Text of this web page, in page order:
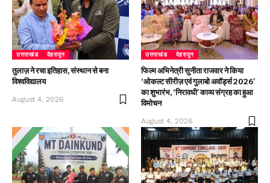
उत्तराखंड देहरादून
तुलाज़ ने रचा इतिहास, संस्थान से बना
विश्वविद्यालय
August 4, 2026
उत्तराखंड देहरादून
फिल्म अभिनेत्री सुनीता राजवार ने किया
‘ओकल्ट सीरीज़ एवं गुलाबो अवॉर्ड्स 2026’
का शुभारंभ, ‘निरावधी’ काव्य संग्रह का हुआ
विमोचन
August 4, 2026